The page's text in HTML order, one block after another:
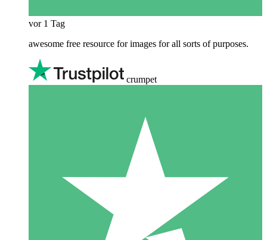
vor 1 Tag
awesome free resource for images for all sorts of purposes.
crumpet